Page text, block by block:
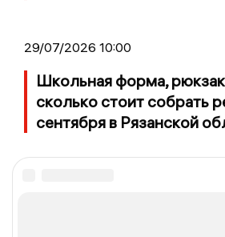
29/07/2026 10:00
Школьная форма,
сколько стоит собрать
сентября в Рязанской